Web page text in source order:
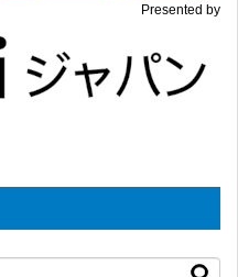
Presented by